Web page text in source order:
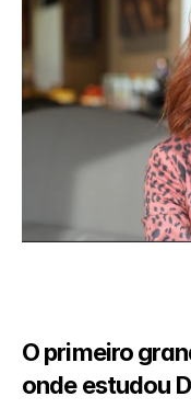
O primeiro
onde estudou